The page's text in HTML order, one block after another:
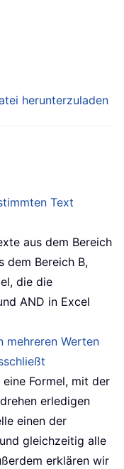
herunterzuladen
Text
aus dem Bereich
dem Bereich B,
die die
AND in Excel
mehreren Werten
Formel, mit der
erledigen
einen der
gleichzeitig alle
erklären wir